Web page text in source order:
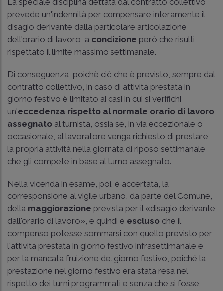
La speciale disciplina dettata dal contratto collettivo
prevede un'indennità per compensare interamente il
disagio derivante dalla particolare articolazione
dell'orario di lavoro, a condizione però che risulti
rispettato il limite massimo settimanale.
Di conseguenza, poichè ciò che è previsto, sempre dal
contratto collettivo, in caso di attività prestata in
giorno festivo è limitato ai casi in cui si verifichi
un'eccedenza rispetto al normale orario di lavoro
assegnato al turnista, ossia se, in via eccezionale o
occasionale, al lavoratore venga richiesto di prestare
la propria attività nella giornata di riposo settimanale
che gli compete in base al turno assegnato.
Nella vicenda in esame, poi, è accertata, la
corresponsione al vigile urbano, da parte del Comune,
della maggiorazione prevista per il «disagio derivante
dall'orario di lavoro», e quindi è escluso che il
compenso potesse sommarsi con quello previsto per
l'attività prestata in giorno festivo infrasettimanale e
per la mancata fruizione del giorno festivo, poiché la
prestazione nel giorno festivo era stata resa nel
rispetto dei turni programmati e senza che si fosse